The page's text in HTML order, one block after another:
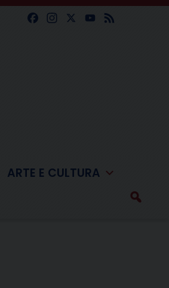
Facebook
Instagram
X YouTube
Feed
ARTE E CULTURA